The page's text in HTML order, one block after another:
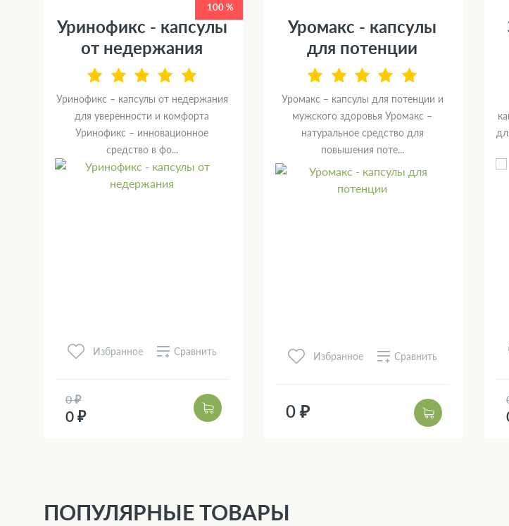
100 %
Уринофикс - капсулы
от недержания
Уринофикс – капсулы от недержания
для уверенности и комфорта
Уринофикс – инновационное
средство в фо...
Избранное Сравнить
0 ₽
0 ₽
Уромакс - капсулы
для потенции
Уромакс – капсулы для потенции и
мужского здоровья Уромакс –
натуральное средство для
повышения поте...
Избранное Сравнить
0 ₽
ПОПУЛЯРНЫЕ ТОВАРЫ